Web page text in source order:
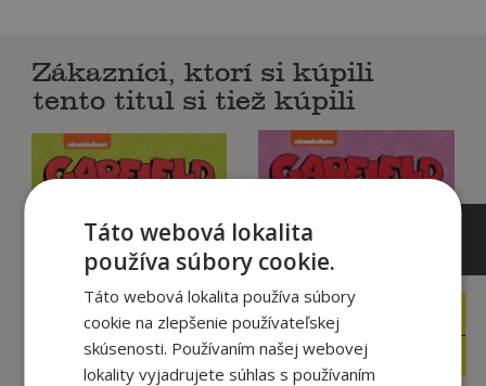
Zákazníci, ktorí si kúpili
tento titul si tiež kúpili
9 €
8,88€
Táto webová lokalita
používa súbory cookie.
Táto webová lokalita používa súbory
cookie na zlepšenie používateľskej
skúsenosti. Používaním našej webovej
lokality vyjadrujete súhlas s používaním